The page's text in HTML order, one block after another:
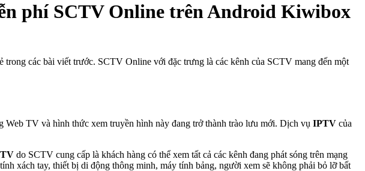
phí SCTV Online trên Android Kiwibox
trong các bài viết trước. SCTV Online với đặc trưng là các kênh của SCTV mang đến một
Web TV và hình thức xem truyền hình này đang trở thành trào lưu mới. Dịch vụ IPTV của
do SCTV cung cấp là khách hàng có thể xem tất cả các kênh đang phát sóng trên mạng
xách tay, thiết bị di động thông minh, máy tính bảng, người xem sẽ không phải bỏ lỡ bất